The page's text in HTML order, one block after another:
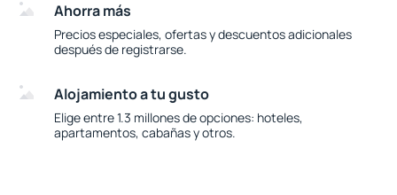
Ahorra más
Precios especiales, ofertas y descuentos adicionales
después de registrarse.
Alojamiento a tu gusto
Elige entre 1.3 millones de opciones: hoteles,
apartamentos, cabañas y otros.